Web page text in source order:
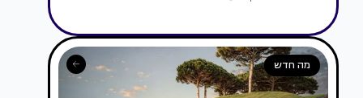
מה חדש